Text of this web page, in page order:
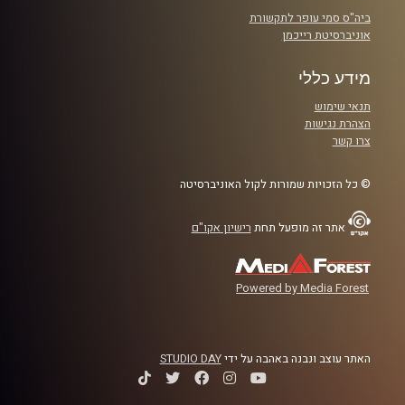
במדיניות ומנהל ציבורי, ומי שייסד ופיתח את תחום החקר
העוסק בתופעת המדיניות הבלתי מידתית ומושגים נלווים.
קרדיט תמונות:
ביה"ס סמי עופר לתקשורת
אוניברסיטת רייכמן
מידע כללי
תנאי שימוש
הצהרת נגישות
צרו קשר
© כל הזכויות שמורות לקול האוניברסיטה
אתר זה מופעל תחת רישיון אקו"ם
Powered by Media Forest
האתר עוצב ונבנה באהבה על ידיSTUDIO DAY